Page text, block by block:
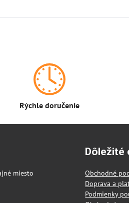
Rýchle doručenie
miesto
Dôležité
Obchodné
Doprava a
Podmienky